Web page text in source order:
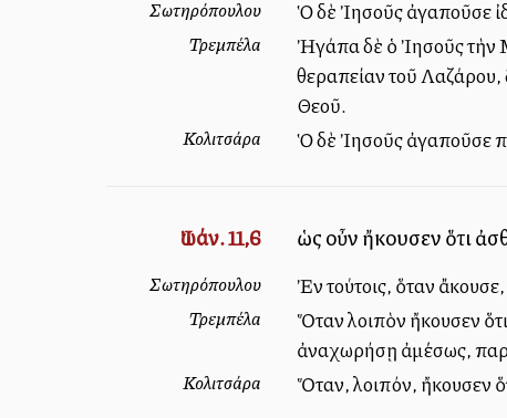
Σωτηρόπουλου Ὁ δὲ Ἰησοῦς ἀγαποῦσε
Τρεμπέλα
Ἠγάπα δὲ ὁ Ἰησοῦς τὴν
θεραπείαν τοῦ Λαζάρου,
Θεοῦ.
Κολιτσάρα Ὁ δὲ Ἰησοῦς ἀγαποῦσε
Ἰωάν. 11,6 ὡς οὖν ἤκουσεν ὅτι
Σωτηρόπουλου Ἐν τούτοις, ὅταν
Τρεμπέλα
Ὅταν λοιπὸν ἤκουσεν
ἀναχωρήσῃ ἀμέσως,
Κολιτσάρα Ὅταν, λοιπόν, ἤκουσεν